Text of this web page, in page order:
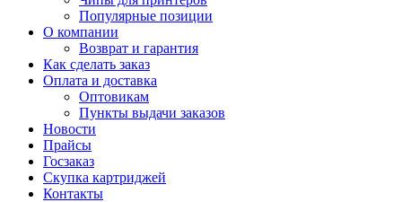
Популярные позиции
О компании
Возврат и гарантия
Как сделать заказ
Оплата и доставка
Оптовикам
Пункты выдачи заказов
Новости
Прайсы
Госзаказ
Скупка картриджей
Контакты